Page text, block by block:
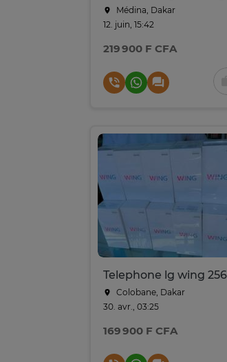
Médina, Dakar
12. juin, 15:42
219 900 F CFA
Colobane, Dakar
30. avr., 03:25
169 900 F CFA